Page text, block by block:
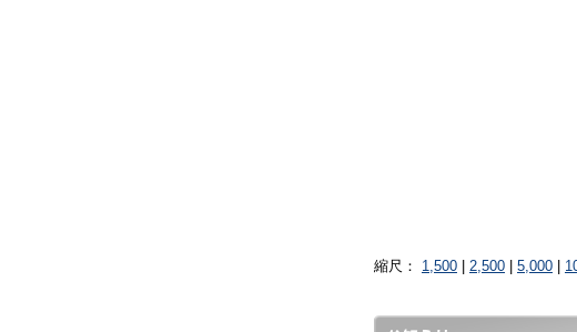
縮尺： 1,500 2,500 5,000